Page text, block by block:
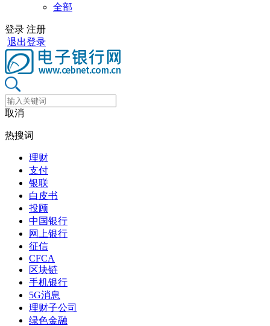
全部
登录 注册
退出登录
取消
热搜词
理财
支付
银联
白皮书
投顾
中国银行
网上银行
征信
CFCA
区块链
手机银行
5G消息
理财子公司
绿色金融